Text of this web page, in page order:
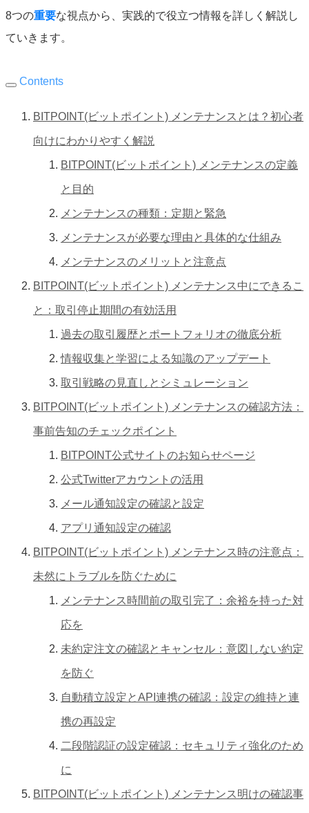
8つの重要な視点から、実践的で役立つ情報を詳しく解説し
ていきます。
Contents
BITPOINT(ビットポイント) メンテナンスとは？初心者
向けにわかりやすく解説
BITPOINT(ビットポイント) メンテナンスの定義
と目的
メンテナンスの種類：定期と緊急
メンテナンスが必要な理由と具体的な仕組み
メンテナンスのメリットと注意点
BITPOINT(ビットポイント) メンテナンス中にできるこ
と：取引停止期間の有効活用
過去の取引履歴とポートフォリオの徹底分析
情報収集と学習による知識のアップデート
取引戦略の見直しとシミュレーション
BITPOINT(ビットポイント) メンテナンスの確認方法：
事前告知のチェックポイント
BITPOINT公式サイトのお知らせページ
公式Twitterアカウントの活用
メール通知設定の確認と設定
アプリ通知設定の確認
BITPOINT(ビットポイント) メンテナンス時の注意点：
未然にトラブルを防ぐために
メンテナンス時間前の取引完了：余裕を持った対
応を
未約定注文の確認とキャンセル：意図しない約定
を防ぐ
自動積立設定とAPI連携の確認：設定の維持と連
携の再設定
二段階認証の設定確認：セキュリティ強化のため
に
BITPOINT(ビットポイント) メンテナンス明けの確認事